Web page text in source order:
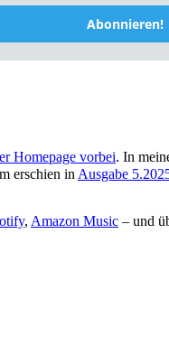
Abonnieren!
Homepage vorbei. In
erschien in Ausgabe
, Amazon Music – und